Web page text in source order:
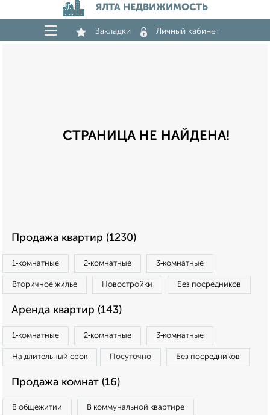
ЯЛТА НЕДВИЖИМОСТЬ
Закладки Личный кабинет
СТРАНИЦА НЕ НАЙДЕНА!
Продажа квартир (1230)
1‑комнатные 2‑комнатные 3‑комнатные
Вторичное жилье Новостройки Без посредников
Аренда квартир (143)
1‑комнатные 2‑комнатные 3‑комнатные
На длительный срок Посуточно Без посредников
Продажа комнат (16)
В общежитии В коммунальной квартире